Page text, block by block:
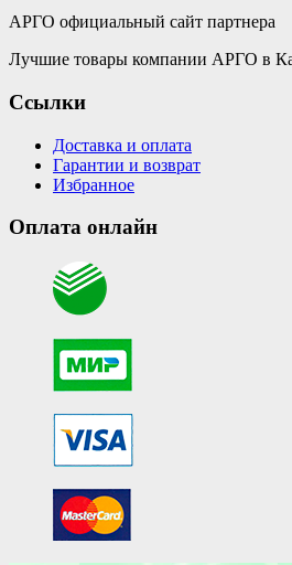
АРГО официальный сайт партнера
Лучшие товары компании АРГО в
Ссылки
Доставка и оплата
Гарантии и возврат
Избранное
Оплата онлайн